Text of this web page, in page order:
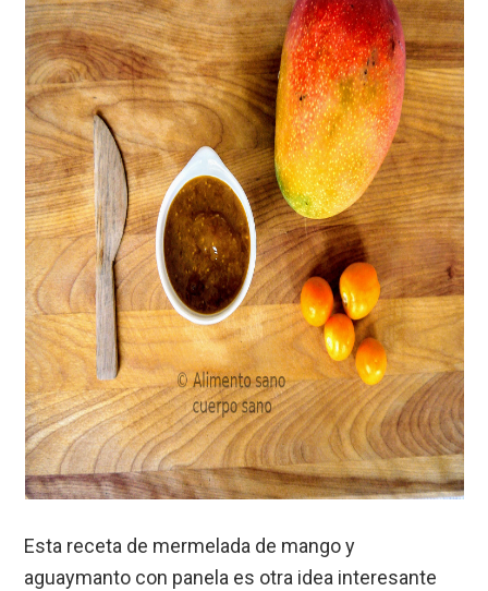
Esta receta de mermelada de mango y
aguaymanto con panela es otra idea interesante